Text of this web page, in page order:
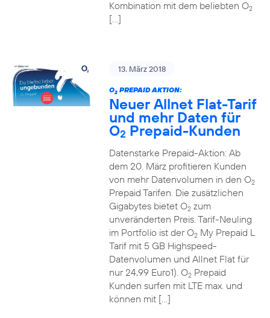
Kombination mit dem beliebten O2
[…]
13. März 2018
O2PREPAID AKTION:
Neuer Allnet Flat-Tarif
und mehr Daten für
O2 Prepaid-Kunden
Datenstarke Prepaid-Aktion: Ab
dem 20. März profitieren Kunden
von mehr Datenvolumen in den O2
Prepaid Tarifen. Die zusätzlichen
Gigabytes bietet O2zum
unveränderten Preis. Tarif-Neuling
im Portfolio ist der O2My Prepaid L
Tarif mit 5 GB Highspeed-
Datenvolumen und Allnet Flat für
nur 24,99 Euro1). O2Prepaid
Kunden surfen mit LTE max. und
können mit […]